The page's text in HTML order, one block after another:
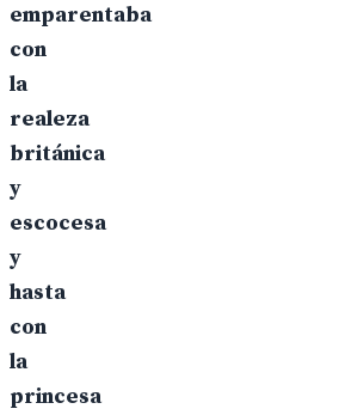
emparentaba
con
la
realeza
británica
y
escocesa
y
hasta
con
la
princesa